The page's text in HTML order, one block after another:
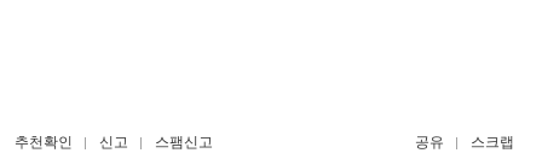
추천확인 신고 스팸신고 공유 스크랩